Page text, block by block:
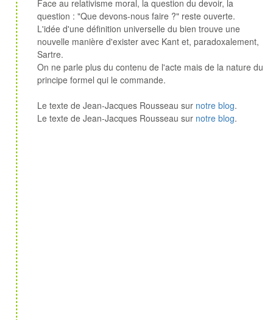
Face au relativisme moral, la question du devoir, la
question : "Que devons-nous faire ?" reste ouverte.
L'idée d'une définition universelle du bien trouve une
nouvelle manière d'exister avec Kant et, paradoxalement,
Sartre.
On ne parle plus du contenu de l'acte mais de la nature du
principe formel qui le commande.
Le texte de Jean-Jacques Rousseau sur notre blog.
Le texte de Jean-Jacques Rousseau sur notre blog.